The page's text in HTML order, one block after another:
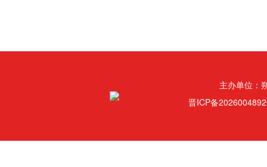
主办单位：
晋ICP备